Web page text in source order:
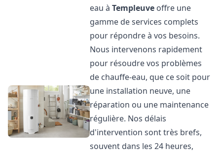
eau àTempleuve offre une
gamme de services complets
pour répondre à vos besoins.
Nous intervenons rapidement
pour résoudre vos problèmes
de chauffe-eau, que ce soit pour
une installation neuve, une
réparation ou une maintenance
régulière. Nos délais
d'intervention sont très brefs,
souvent dans les 24 heures,